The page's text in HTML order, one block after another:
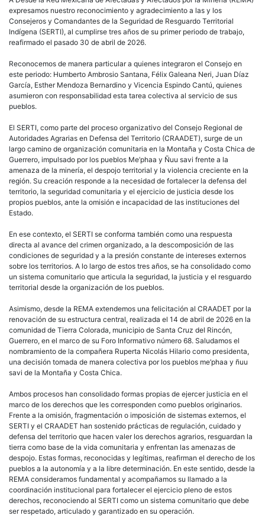
expresamos nuestro reconocimiento y agradecimiento a las y los
Consejeros y Comandantes de la Seguridad de Resguardo Territorial
Indígena (SERTI), al cumplirse tres años de su primer periodo de trabajo,
reafirmado el pasado 30 de abril de 2026.
Reconocemos de manera particular a quienes integraron el Consejo en
este periodo: Humberto Ambrosio Santana, Félix Galeana Neri, Juan Díaz
García, Esther Mendoza Bernardino y Vicencia Espindo Cantú, quienes
asumieron con responsabilidad esta tarea colectiva al servicio de sus
pueblos.
El SERTI, como parte del proceso organizativo del Consejo Regional de
Autoridades Agrarias en Defensa del Territorio (CRAADET), surge de un
largo camino de organización comunitaria en la Montaña y Costa Chica de
Guerrero, impulsado por los pueblos Me’phaa y Ñuu savi frente a la
amenaza de la minería, el despojo territorial y la violencia creciente en la
región. Su creación responde a la necesidad de fortalecer la defensa del
territorio, la seguridad comunitaria y el ejercicio de justicia desde los
propios pueblos, ante la omisión e incapacidad de las instituciones del
Estado.
En ese contexto, el SERTI se conforma también como una respuesta
directa al avance del crimen organizado, a la descomposición de las
condiciones de seguridad y a la presión constante de intereses externos
sobre los territorios. A lo largo de estos tres años, se ha consolidado como
un sistema comunitario que articula la seguridad, la justicia y el resguardo
territorial desde la organización de los pueblos.
Asimismo, desde la REMA extendemos una felicitación al CRAADET por la
renovación de su estructura central, realizada el 14 de abril de 2026 en la
comunidad de Tierra Colorada, municipio de Santa Cruz del Rincón,
Guerrero, en el marco de su Foro Informativo número 68. Saludamos el
nombramiento de la compañera Ruperta Nicolás Hilario como presidenta,
una decisión tomada de manera colectiva por los pueblos me’phaa y ñuu
savi de la Montaña y Costa Chica.
Ambos procesos han consolidado formas propias de ejercer justicia en el
marco de los derechos que les corresponden como pueblos originarios.
Frente a la omisión, fragmentación o imposición de sistemas externos, el
SERTI y el CRAADET han sostenido prácticas de regulación, cuidado y
defensa del territorio que hacen valer los derechos agrarios, resguardan la
tierra como base de la vida comunitaria y enfrentan las amenazas de
despojo. Estas formas, reconocidas y legítimas, reafirman el derecho de los
pueblos a la autonomía y a la libre determinación. En este sentido, desde la
REMA consideramos fundamental y acompañamos su llamado a la
coordinación institucional para fortalecer el ejercicio pleno de estos
derechos, reconociendo al SERTI como un sistema comunitario que debe
ser respetado, articulado y garantizado en su operación.